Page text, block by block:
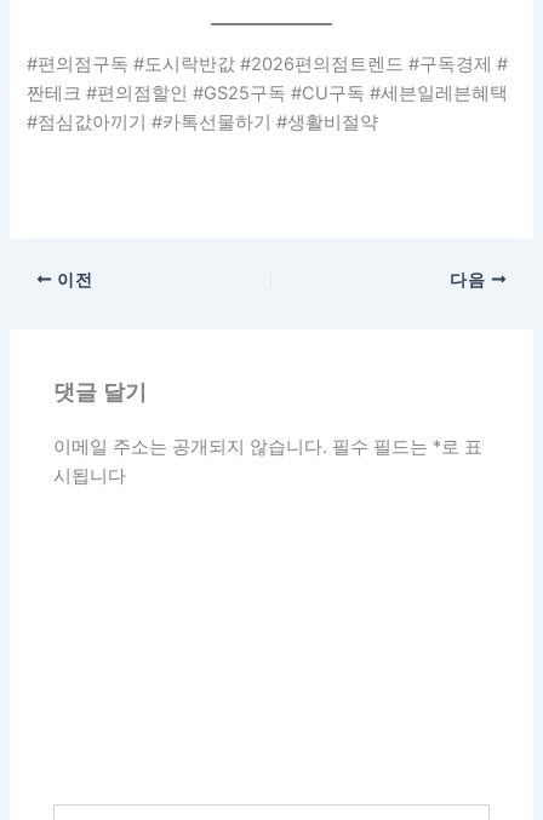
#편의점구독 #도시락반값 #2026편의점트렌드 #구독경제 #
짠테크 #편의점할인 #GS25구독 #CU구독 #세븐일레븐혜택
#점심값아끼기 #카톡선물하기 #생활비절약
이전 다음
댓글 달기
이메일 주소는 공개되지 않습니다. 필수 필드는 *로 표
시됩니다